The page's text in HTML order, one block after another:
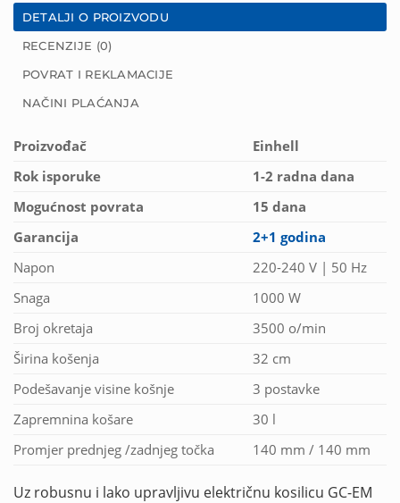
DETALJI O PROIZVODU
RECENZIJE (0)
POVRAT I REKLAMACIJE
NAČINI PLAĆANJA
Proizvođač
Einhell
Rok isporuke
1-2 radna dana
Mogućnost povrata
15 dana
Garancija
2+1 godina
Napon
220-240 V | 50 Hz
Snaga
1000 W
Broj okretaja
3500 o/min
Širina košenja
32 cm
Podešavanje visine košnje
3 postavke
Zapremnina košare
30 l
Promjer prednjeg /zadnjeg točka
140 mm / 140 mm
Uz robusnu i lako upravljivu električnu kosilicu GC-EM